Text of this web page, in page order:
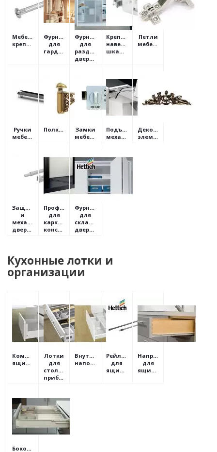
Мебельный
крепеж
Фурнитура
для
гардеробов
Фурнитура
для
раздвижных
дверей
Крепления
навесных
шкафов
Петли
мебельные
Ручки
мебельные
Полкодержатели
Замки
мебельные
Подъемные
механизмы
Декоративные
элементы
Защелки
и
механизмы
дверок
Профили
для
каркасных
конструкций
Фурнитура
для
складных
дверей
Кухонные лотки и
организации
Комплекты
ящиков
Лотки
для
столовых
приборов
Внутреннее
наполнение
Рейлинги
для
ящиков
Направляющие
для
ящиков
Боковины